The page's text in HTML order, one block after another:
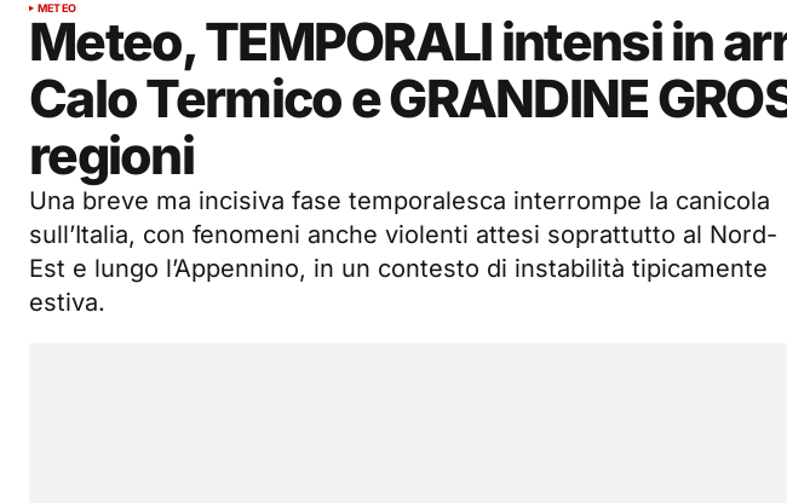
METEO
Meteo, TEMPORALI intensi in
Calo Termico e GRANDINE
regioni
Una breve ma incisiva fase temporalesca interrompe la canicola
sull’Italia, con fenomeni anche violenti attesi soprattutto al Nord-
Est e lungo l’Appennino, in un contesto di instabilità tipicamente
estiva.